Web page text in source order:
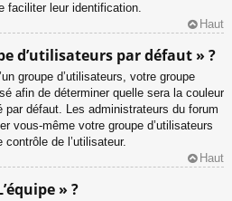
faciliter leur identification.
Haut
d’utilisateurs par défaut » ?
groupe d’utilisateurs, votre groupe
afin de déterminer quelle sera la couleur
défaut. Les administrateurs du forum
vous-même votre groupe d’utilisateurs
de l’utilisateur.
Haut
» ?